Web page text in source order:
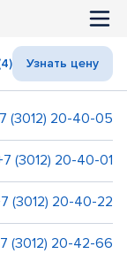
Узнать цену
(3012) 20-40-05
(3012) 20-40-01
(3012) 20-40-22
(3012) 20-42-66